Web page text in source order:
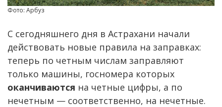
Фото: Арбуз
С сегодняшнего дня в Астрахани начали
действовать новые правила на заправках:
теперь по четным числам заправляют
только машины, госномера которых
оканчиваются на четные цифры, а по
нечетным — соответственно, на нечетные.